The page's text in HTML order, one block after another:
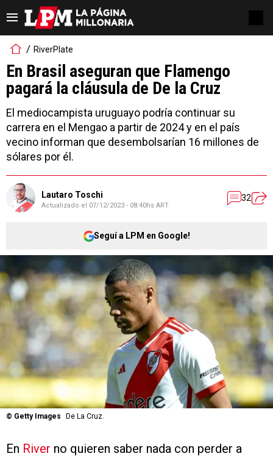
RiverPlate
En Brasil aseguran que Flamengo
pagará la cláusula de De la Cruz
El mediocampista uruguayo podría continuar su
carrera en el Mengao a partir de 2024 y en el país
vecino informan que desembolsarían 16 millones de
sólares por él.
Lautaro Toschi
Actualizado el 07/12/2023 - 08:40hs ART
32
Seguí a LPM en Google!
© Getty Images De La Cruz.
En River no quieren saber nada con perder a